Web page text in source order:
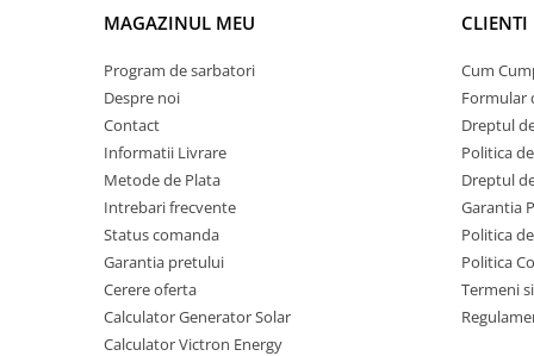
Acumulatori Gel
Acumulatori Moto
Electronice
Invertoare Tensiune
Statii de incarcare vehicule
UPS Centrale Termice
Stabilizatoare Tensiune
Scule si aparate
MAGAZINUL MEU
Program de sarbatori
Despre noi
Contact
Informatii Livrare
Metode de Plata
Intrebari frecvente
Status comanda
Garantia pretului
Cerere oferta
Calculator Generator Solar
Calculator Victron Energy
CLIENTI
Cum
Formular
Dreptul
Politica
Dreptul
Garantia
Politica
Politica
Termeni